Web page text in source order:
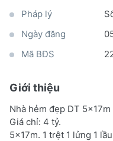
Pháp lý
Ngày đăng
Mã BĐS
Giới thiệu
Nhà hẻm đẹp DT
Giá chỉ: 4 tỷ.
5x17m. 1 trệt 1 lửng 1